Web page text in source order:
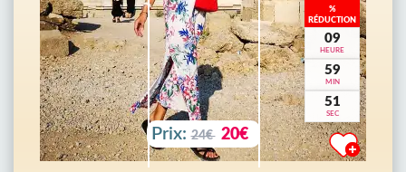
%
RÉDUCTION
09
HEURE
59
MIN
49
SEC
Prix: 24€ 20€